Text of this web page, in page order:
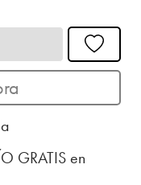
GRATIS en